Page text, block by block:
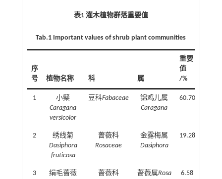
表1 灌木植物群落重要值
Tab.1 Important values of shrub plant communities
序
号
植物名称 科 属
重要
值
/%
1
小檗
Caragana
versicolor
豆科Fabaceae
锦鸡儿属
Caragana
60.70
2
绣线菊
Dasiphora
fruticosa
蔷薇科
Rosaceae
金露梅属
Dasiphora
19.28
3
绢毛蔷薇
蔷薇科
蔷薇属Rosa 6.58